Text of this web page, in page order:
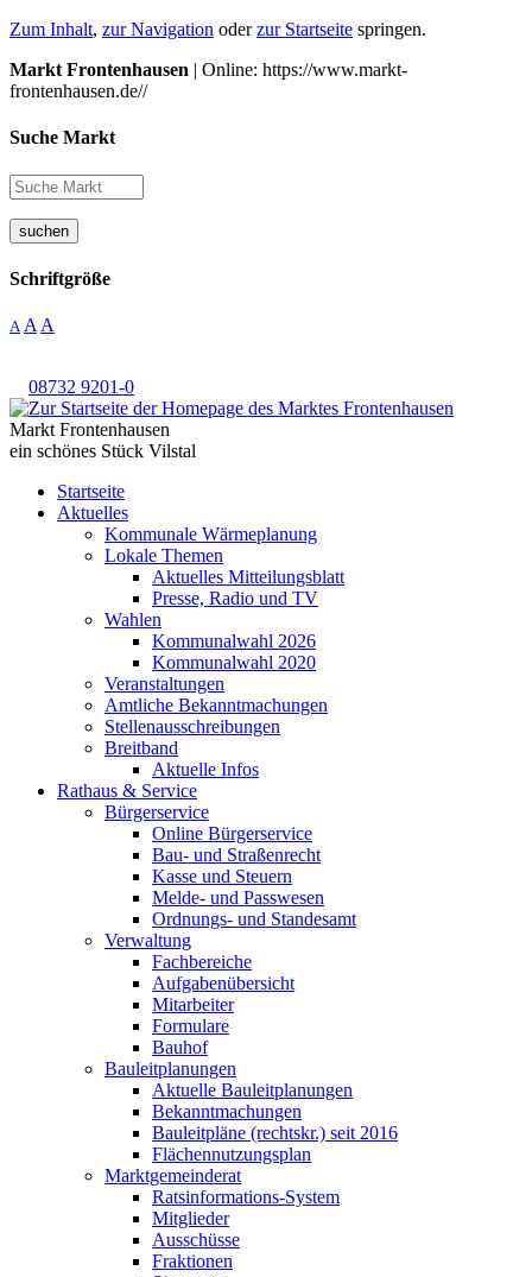
Zum Inhalt, zur Navigation oderzur Startseite springen.
Markt Frontenhausen | Online: https://www.markt-
frontenhausen.de//
Suche Markt
suchen
Schriftgröße
A A A
08732 9201-0
Markt Frontenhausen
ein schönes Stück Vilstal
Startseite
Aktuelles
Kommunale Wärmeplanung
Lokale Themen
Aktuelles Mitteilungsblatt
Presse, Radio und TV
Wahlen
Kommunalwahl 2026
Kommunalwahl 2020
Veranstaltungen
Amtliche Bekanntmachungen
Stellenausschreibungen
Breitband
Aktuelle Infos
Rathaus & Service
Bürgerservice
Online Bürgerservice
Bau- und Straßenrecht
Kasse und Steuern
Melde- und Passwesen
Ordnungs- und Standesamt
Verwaltung
Fachbereiche
Aufgabenübersicht
Mitarbeiter
Formulare
Bauhof
Bauleitplanungen
Aktuelle Bauleitplanungen
Bekanntmachungen
Bauleitpläne (rechtskr.) seit 2016
Flächennutzungsplan
Marktgemeinderat
Ratsinformations-System
Mitglieder
Ausschüsse
Fraktionen